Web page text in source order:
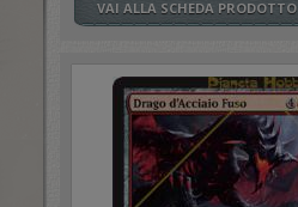
VAI ALLA SCHEDA PRODOTTO